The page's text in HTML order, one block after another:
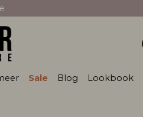
Sale Blog Lookbook